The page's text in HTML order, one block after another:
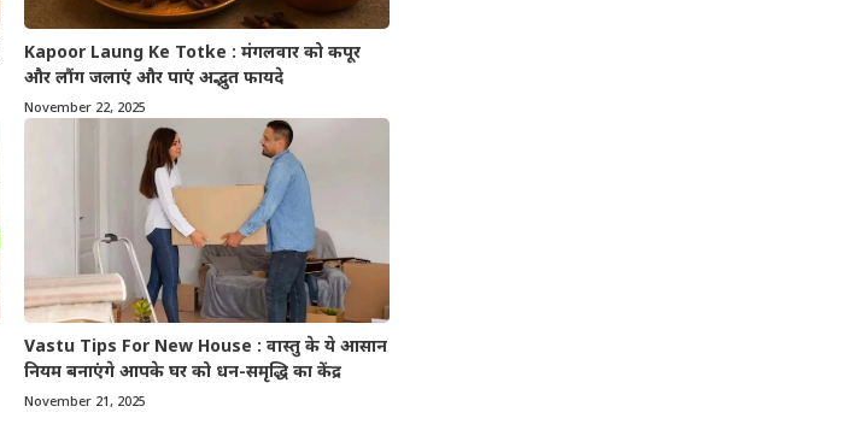
Kapoor Laung Ke Totke : मंगलवार को कपूर
और लौंग जलाएं और पाएं अद्भुत फायदे
November 22, 2025
Vastu Tips For New House : वास्तु के ये आसान
नियम बनाएंगे आपके घर को धन-समृद्धि का केंद्र
November 21, 2025